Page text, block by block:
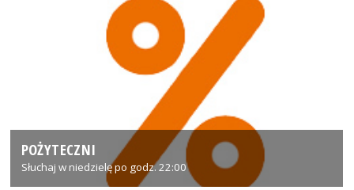
POŻYTECZNI
Słuchaj w niedzielę po godz. 22:00